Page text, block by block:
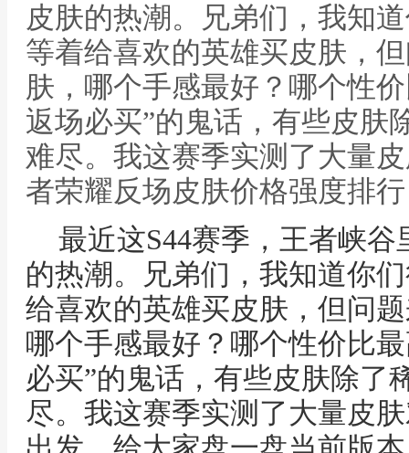
皮肤的热潮。兄弟们，我知
等着给喜欢的英雄买皮肤，
肤，哪个手感最好？哪个性
返场必买”的鬼话，有些皮肤
难尽。我这赛季实测了大量
者荣耀反场皮肤价格强度排
最近这S44赛季，王者峡
的热潮。兄弟们，我知道你
给喜欢的英雄买皮肤，但问
哪个手感最好？哪个性价比
必买”的鬼话，有些皮肤除了
尽。我这赛季实测了大量皮